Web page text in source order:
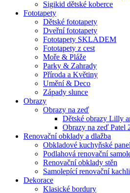
Sigikid dětské koberce
Fototapety
Dětské fototapety
Dveřní fototapety
Fototapety SKLADEM
Fototapety z cest
Moře & Pláže
Parky & Zahrady
Příroda a Květiny
Umění & Deco
Západy slunce
Obrazy
Obrazy na zeď
Dětské obrazy Lilly
Obrazy na zeď Patel
Renovační obklady a dlažba
Obkladové kuchyňské
Podlahová renovační
Renovační obklady stěn
Samolepící renovační
Dekorace
Klasické bordury